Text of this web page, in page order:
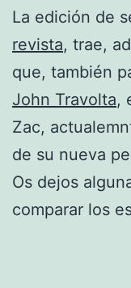
La edición de
revista, trae,
que, también
John Travolta,
Zac,
de su nueva
Os dejos
comparar los